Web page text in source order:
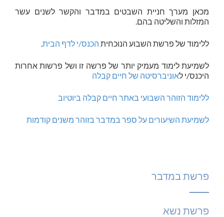
מכאן מערך חניית השבטים במדבר והקשר לשנים עשר
המזלות והשליטה בהם.
ללימוד של פרשת השבוע הנוכחית הכנס/י לדף הבית.
לשמיעת לימוד מעמיק יותר של פרשה זו ושל פרשות אחרות
היכנס/י לאוניברסיטה של חיים קבלה
ללימוד הזוהר השבועי באתר חיים קבלה ביוטיוב
לשמיעת השיעורים על ספר במדבר בזוהר משנים קודמות
פרשת במדבר
פרשת נשא